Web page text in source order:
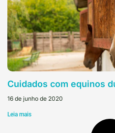
Cuidados com equinos
16 de junho de 2020
Leia mais